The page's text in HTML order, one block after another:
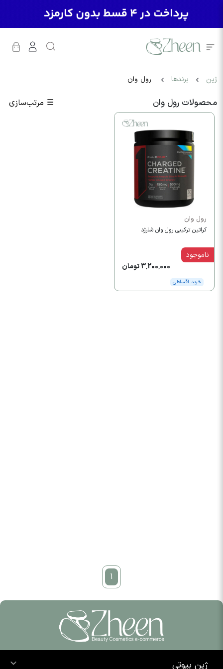
ژین برندها رول وان
محصولات رول وان ☰ مرتب‌سازی
رول وان
کراتین ترکیبی رول وان شارژد
3,200,000 تومان
خرید اقساطی
ناموجود
1
ژین بیوتی